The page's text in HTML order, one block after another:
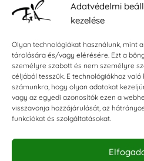
Adatvédelmi
kezelése
Olyan technológiákat használunk, mint
tárolására és/vagy elérésére. Ezt a
személyre szabott és nem személyre
céljából tesszük. E technológiákhoz
számunkra, hogy olyan adatokat
vagy az egyedi azonosítók ezen a
visszavonja hozzájárulását, az
funkciókat és szolgáltatásokat.
Általános szerződési feltételek
Impresszum
KAPCSOLAT
E-mail:shop@torokszilvi.com
Telefon: +36 30 6767872